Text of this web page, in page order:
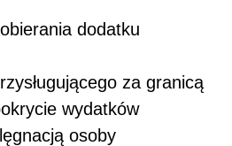
dodatku
za granicą
wydatków
osoby